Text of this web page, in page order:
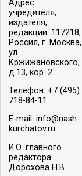
Адрес
учредителя,
издателя,
редакции: 117218,
Россия, г. Москва,
ул.
Кржижановского,
д.13, кор. 2
Телефон: +7 (495)
718-84-11
E-mail: info@nash-
kurchatov.ru
И.О. главного
редактора
Дорохова Н.В.